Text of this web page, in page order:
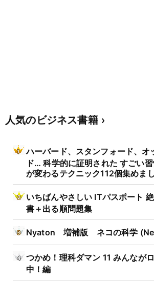
人気のビジネス書籍
ハーバード、スタンフォード、オ
ド… 科学的に証明された すごい
が変わるテクニック112個集めま
いちばんやさしい ITパスポート
書＋出る順問題集
Nyaton 増補版 ネコの科学
つかめ！理科ダマン 11 みんなが
中！編